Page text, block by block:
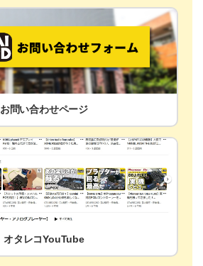
お問い合わせページ
オタレコYouTube